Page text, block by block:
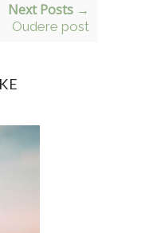
Next Posts →
Oudere post